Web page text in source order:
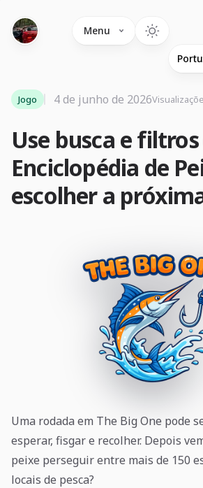
Menu
Use busca e
Enciclopédia de
escolher a
Jogo 4 de junho de 2026
Uma rodada em The Big One pode
esperar, fisgar e recolher. Depois
peixe perseguir entre mais de 150
locais de pesca?